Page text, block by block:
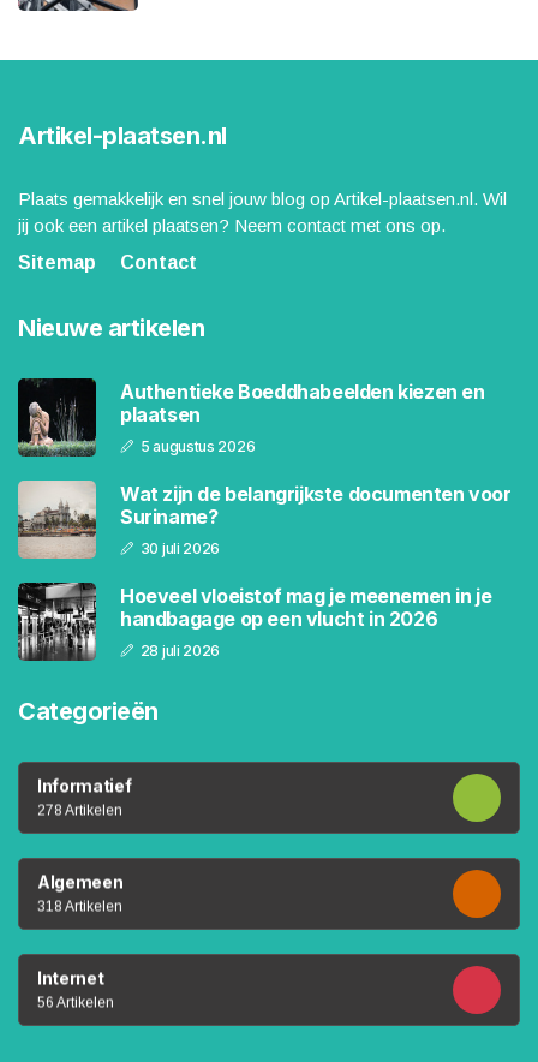
Artikel-plaatsen.nl
Plaats gemakkelijk en snel jouw blog op Artikel-plaatsen.nl. Wil
jij ook een artikel plaatsen? Neem contact met ons op.
Sitemap
Contact
Nieuwe artikelen
Authentieke Boeddhabeelden kiezen en
plaatsen
5 augustus 2026
Wat zijn de belangrijkste documenten voor
Suriname?
30 juli 2026
Hoeveel vloeistof mag je meenemen in je
handbagage op een vlucht in 2026
28 juli 2026
Categorieën
Informatief
278 Artikelen
Algemeen
318 Artikelen
Internet
56 Artikelen